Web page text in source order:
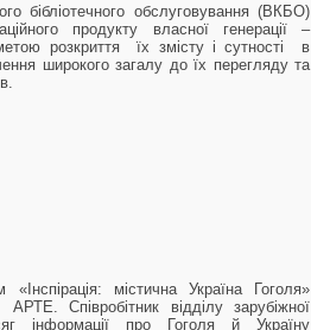
бібліотечного обслуговування (ВКБО)
продукту власної генерації –
розкриття їх змісту і сутності в
широкого загалу до їх перегляду та
містична Україна Гоголя»
Співробітник відділу зарубіжної
інформації про Гоголя й Україну